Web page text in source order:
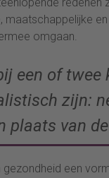
maatschappelijke
omgaan.
een of twee
zijn:
plaats van
een